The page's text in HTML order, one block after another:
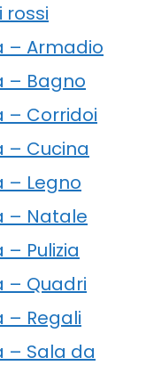
rossi
– Armadio
– Bagno
– Corridoi
– Cucina
– Legno
– Natale
Pulizia
– Quadri
Regali
– Sala da